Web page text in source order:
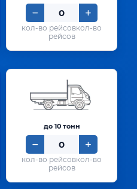
кол-во
рейсов
до 10 тонн
кол-во
рейсов